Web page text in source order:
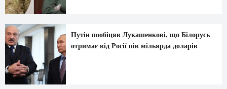
Путін пообіцяв Лукашенкові, що Білорусь
отримає від Росії пів мільярда доларів